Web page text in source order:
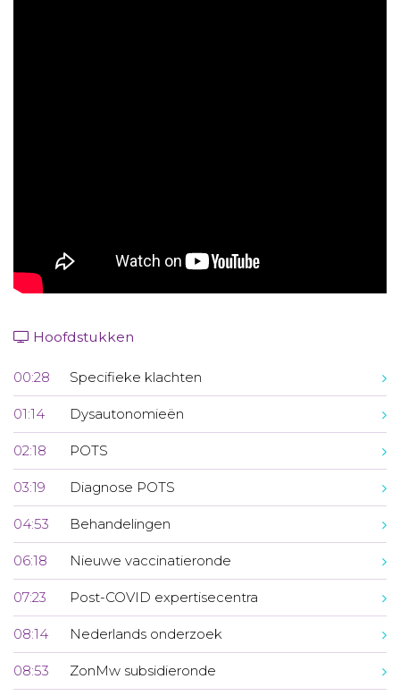
Hoofdstukken
00:28 Specifieke klachten
01:14 Dysautonomieën
02:18 POTS
03:19 Diagnose POTS
04:53 Behandelingen
06:18 Nieuwe vaccinatieronde
07:23 Post-COVID expertisecentra
08:14 Nederlands onderzoek
08:53 ZonMw subsidieronde